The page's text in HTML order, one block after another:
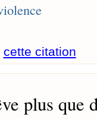
cette citation
plus que